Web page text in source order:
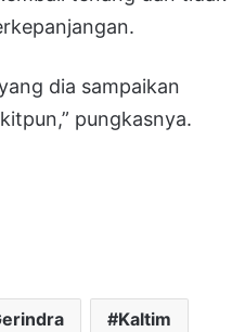
dia sampaikan
pungkasnya.
Kaltim